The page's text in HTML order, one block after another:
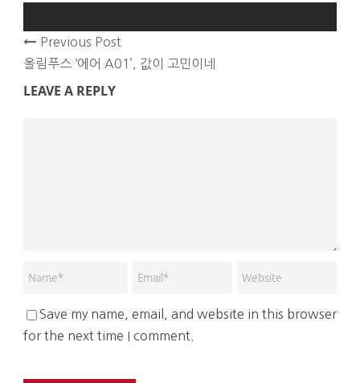
Previous Post
올림푸스 ‘에어 A01’, 값이 고민이네
LEAVE A REPLY
Save my name, email, and website in this browser
for the next time I comment.